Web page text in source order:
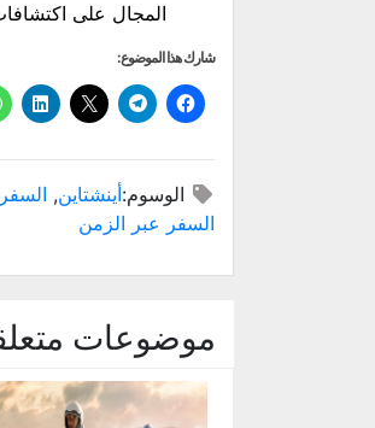
المجال على
شارك هذا الموضوع:
انقر
للمشاركة
(فتح
نافذة
جديدة)
انقر
للمشاركة
(فتح
في
نافذة
جديدة)
النقر
للمشاركة
(فتح
نافذة
جديدة)
(فتح
نافذة الوسوم:أينشتاين,
السفر عبر الزمن
موضوعات